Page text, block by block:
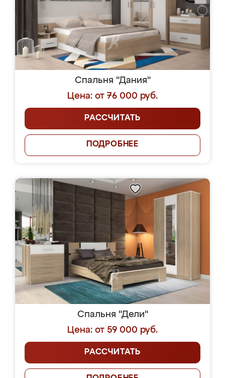
Спальня "Дания"
Цена: от 76 000 руб.
РАССЧИТАТЬ
ПОДРОБНЕЕ
Спальня "Дели"
Цена: от 59 000 руб.
РАССЧИТАТЬ